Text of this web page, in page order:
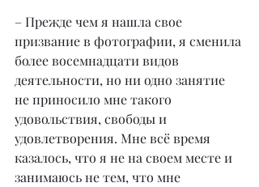
– Прежде чем я нашла свое
призвание в фотографии, я сменила
более восемнадцати видов
деятельности, но ни одно занятие
не приносило мне такого
удовольствия, свободы и
удовлетворения. Мне всё время
казалось, что я не на своем месте и
занимаюсь не тем, что мне